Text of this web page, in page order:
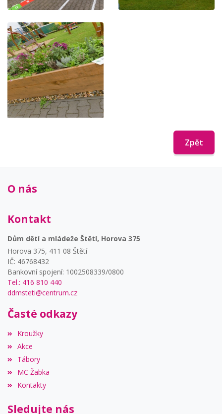
Zpět
O nás
Kontakt
Dům dětí a mládeže Štětí, Horova 375
Horova 375, 411 08 Štětí
IČ: 46768432
Bankovní spojení: 1002508339/0800
Tel.: 416 810 440
ddmsteti@centrum.cz
Časté odkazy
Kroužky
Akce
Tábory
MC Žabka
Kontakty
Sledujte nás